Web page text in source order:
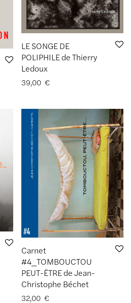
LE SONGE DE
POLIPHILE de Thierry
Ledoux
39,00 €
Carnet
#4_TOMBOUCTOU
PEUT-ÊTRE de Jean-
Christophe Béchet
32,00 €